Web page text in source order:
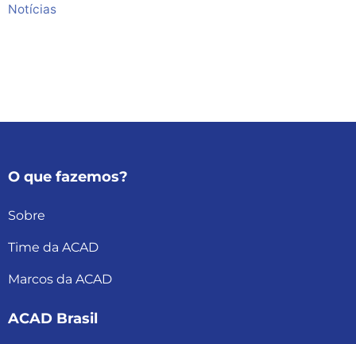
Notícias
O que fazemos?
Sobre
Time da ACAD
Marcos da ACAD
ACAD Brasil